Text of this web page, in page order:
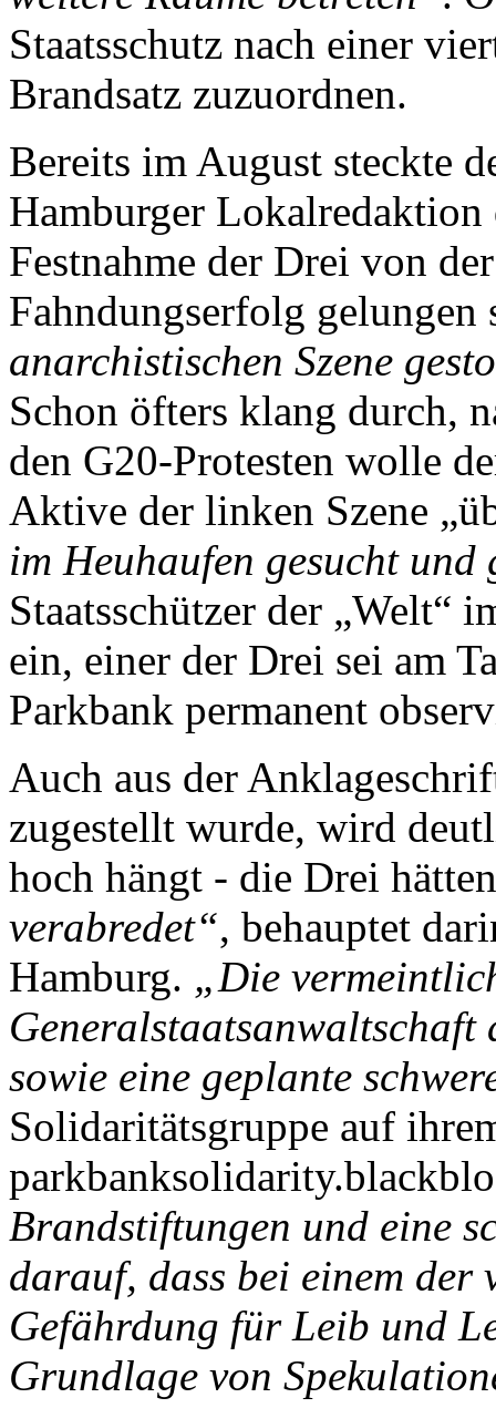
Staatsschutz nach einer
Brandsatz zuzuordnen.
Bereits im August steckte
Hamburger Lokalredaktion
Festnahme der Drei von
Fahndungserfolg
anarchistischen Szene
Schon öfters klang durch,
den G20-Protesten wolle
Aktive der linken Szene
im Heuhaufen gesucht und
Staatsschützer der „Welt“
ein, einer der Drei sei am
Parkbank permanent
Auch aus der
zugestellt wurde, wird
hoch hängt - die Drei
verabredet“, behauptet
Hamburg. „Die
sowie eine geplante
Solidaritätsgruppe auf
Brandstiftungen und eine
darauf, dass bei einem der
Gefährdung für Leib und
Grundlage von